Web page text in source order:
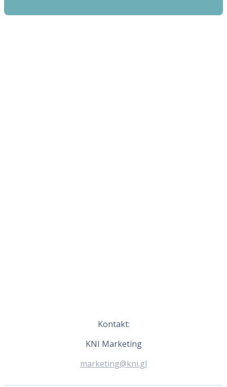
Kontakt:
KNI Marketing
marketing@kni.gl